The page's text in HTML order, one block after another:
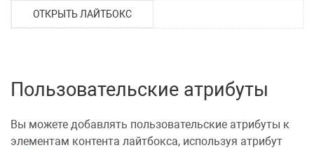
ОТКРЫТЬ ЛАЙТБОКС
Пользовательские атрибуты
Вы можете добавлять пользовательские атрибуты к
элементам контента лайтбокса, используя атрибут